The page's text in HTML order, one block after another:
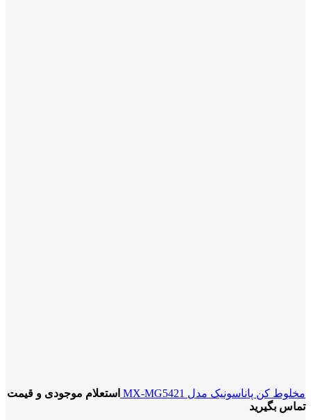
مخلوط کن پاناسونیک مدل MX-MG5421
استعلام موجودی و قیمت
تماس بگیرید